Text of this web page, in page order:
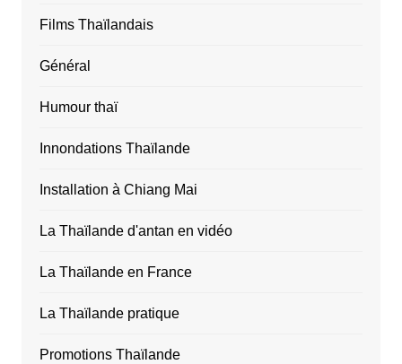
Films Thaïlandais
Général
Humour thaï
Innondations Thaïlande
Installation à Chiang Mai
La Thaïlande d'antan en vidéo
La Thaïlande en France
La Thaïlande pratique
Promotions Thaïlande